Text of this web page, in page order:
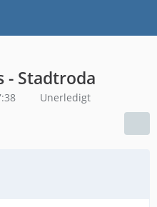
- Stadtroda
Unerledigt